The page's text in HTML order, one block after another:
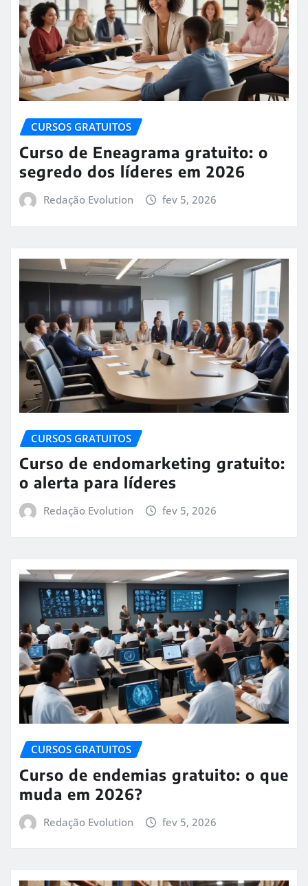
CURSOS GRATUITOS
Curso de Eneagrama gratuito: o
segredo dos líderes em 2026
Redação Evolution fev 5, 2026
CURSOS GRATUITOS
Curso de endomarketing gratuito:
o alerta para líderes
Redação Evolution fev 5, 2026
CURSOS GRATUITOS
Curso de endemias gratuito: o que
muda em 2026?
Redação Evolution fev 5, 2026